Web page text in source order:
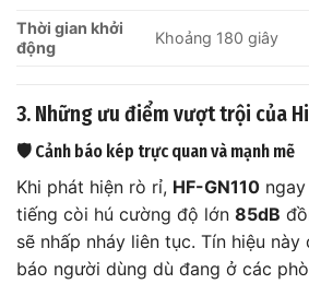
Thời gian khởi
động
Khoảng 180 giây
3. Những ưu điểm vượt trội của
🛡️ Cảnh báo kép trực quan và mạnh mẽ
Khi phát hiện rò rỉ, HF-GN110
tiếng còi hú cường độ lớn 85dB
sẽ nhấp nháy liên tục. Tín hiệu này
báo người dùng dù đang ở các